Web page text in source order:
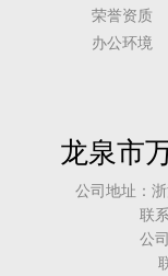
荣誉资质
办公环境
龙泉市
公司地址：
联
公